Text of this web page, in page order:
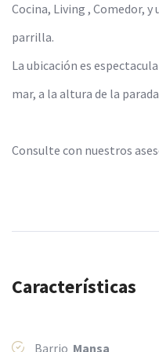
Cocina, Living , Comedor,
parrilla.
La ubicación es
mar, a la altura de la
Consulte con nuestros
Características
Barrio Mansa